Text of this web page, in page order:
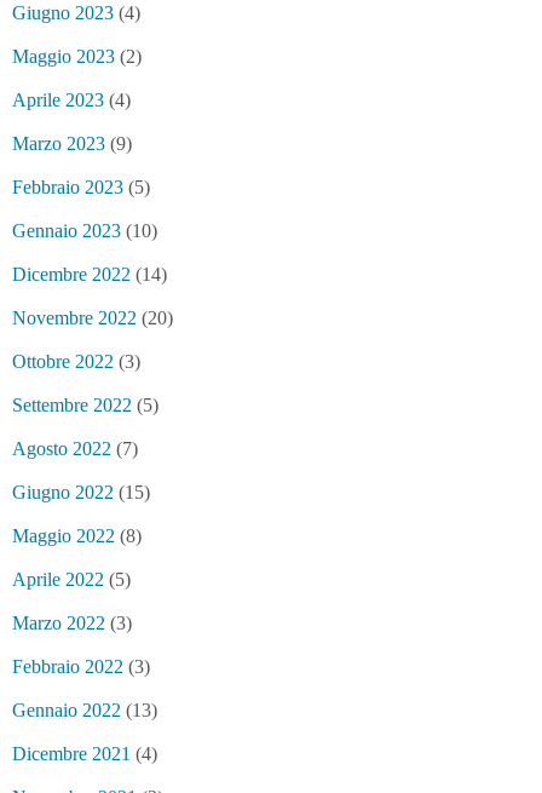
Giugno 2023 (4)
Maggio 2023 (2)
Aprile 2023 (4)
Marzo 2023 (9)
Febbraio 2023 (5)
Gennaio 2023 (10)
Dicembre 2022 (14)
Novembre 2022 (20)
Ottobre 2022 (3)
Settembre 2022 (5)
Agosto 2022 (7)
Giugno 2022 (15)
Maggio 2022 (8)
Aprile 2022 (5)
Marzo 2022 (3)
Febbraio 2022 (3)
Gennaio 2022 (13)
Dicembre 2021 (4)